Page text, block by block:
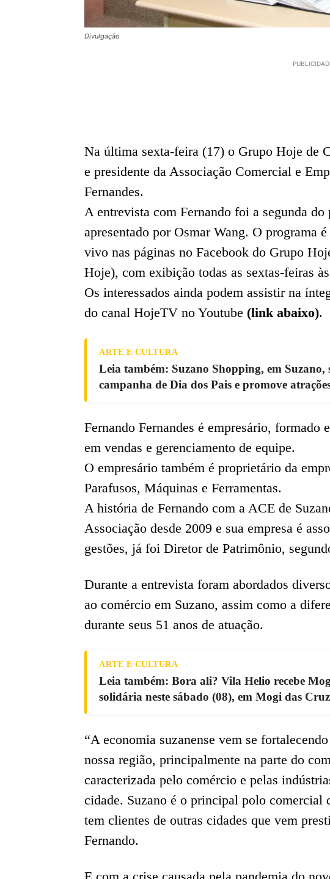
Divulgação
Na última sexta-feira (17) o Grupo Hoje de
e presidente da Associação Comercial e
Fernandes.
A entrevista com Fernando foi a segunda
apresentado por Osmar Wang. O programa
vivo nas páginas no Facebook do Grupo
Hoje), com exibição todas as sextas-feiras
Os interessados ainda podem assistir na
do canal HojeTV no Youtube (link abaixo).
ARTE E CULTURA
Leia também: Suzano Shopping, em Suzano,
campanha de Dia dos Pais e promove
Fernando Fernandes é empresário, formado
em vendas e gerenciamento de equipe.
O empresário também é proprietário da
Parafusos, Máquinas e Ferramentas.
A história de Fernando com a ACE de
Associação desde 2009 e sua empresa é
gestões, já foi Diretor de Patrimônio,
Durante a entrevista foram abordados
ao comércio em Suzano, assim como a
durante seus 51 anos de atuação.
ARTE E CULTURA
Leia também: Bora ali? Vila Helio recebe
solidária neste sábado (08), em Mogi das
“A economia suzanense vem se
nossa região, principalmente na parte do
caracterizada pelo comércio e pelas
cidade. Suzano é o principal polo
tem clientes de outras cidades que vem
Fernando.